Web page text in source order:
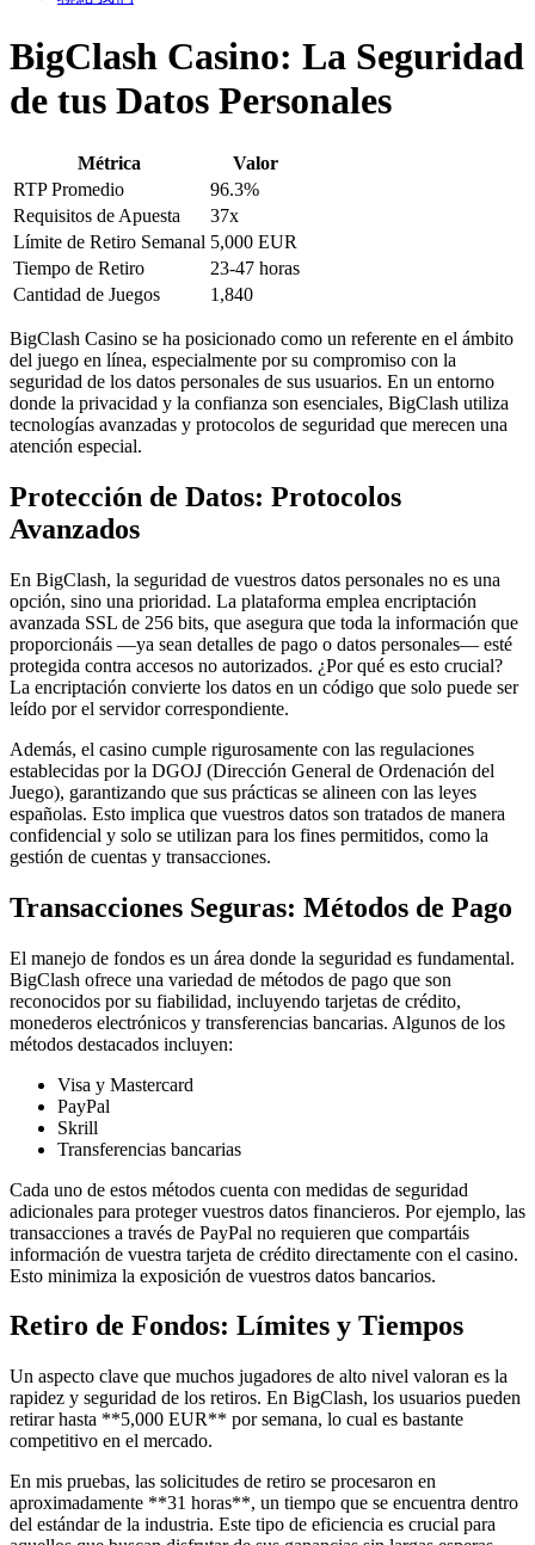
BigClash Casino: La Seguridad
de tus Datos Personales
Métrica
Valor
RTP Promedio
96.3%
Requisitos de Apuesta
37x
Límite de Retiro Semanal 5,000 EUR
Tiempo de Retiro
23-47 horas
Cantidad de Juegos
1,840
BigClash Casino se ha posicionado como un referente en el ámbito
del juego en línea, especialmente por su compromiso con la
seguridad de los datos personales de sus usuarios. En un entorno
donde la privacidad y la confianza son esenciales, BigClash utiliza
tecnologías avanzadas y protocolos de seguridad que merecen una
atención especial.
Protección de Datos: Protocolos
Avanzados
En BigClash, la seguridad de vuestros datos personales no es una
opción, sino una prioridad. La plataforma emplea encriptación
avanzada SSL de 256 bits, que asegura que toda la información que
proporcionáis —ya sean detalles de pago o datos personales— esté
protegida contra accesos no autorizados. ¿Por qué es esto crucial?
La encriptación convierte los datos en un código que solo puede ser
leído por el servidor correspondiente.
Además, el casino cumple rigurosamente con las regulaciones
establecidas por la DGOJ (Dirección General de Ordenación del
Juego), garantizando que sus prácticas se alineen con las leyes
españolas. Esto implica que vuestros datos son tratados de manera
confidencial y solo se utilizan para los fines permitidos, como la
gestión de cuentas y transacciones.
Transacciones Seguras: Métodos de Pago
El manejo de fondos es un área donde la seguridad es fundamental.
BigClash ofrece una variedad de métodos de pago que son
reconocidos por su fiabilidad, incluyendo tarjetas de crédito,
monederos electrónicos y transferencias bancarias. Algunos de los
métodos destacados incluyen:
Visa y Mastercard
PayPal
Skrill
Transferencias bancarias
Cada uno de estos métodos cuenta con medidas de seguridad
adicionales para proteger vuestros datos financieros. Por ejemplo, las
transacciones a través de PayPal no requieren que compartáis
información de vuestra tarjeta de crédito directamente con el casino.
Esto minimiza la exposición de vuestros datos bancarios.
Retiro de Fondos: Límites y Tiempos
Un aspecto clave que muchos jugadores de alto nivel valoran es la
rapidez y seguridad de los retiros. En BigClash, los usuarios pueden
retirar hasta **5,000 EUR** por semana, lo cual es bastante
competitivo en el mercado.
En mis pruebas, las solicitudes de retiro se procesaron en
aproximadamente **31 horas**, un tiempo que se encuentra dentro
del estándar de la industria. Este tipo de eficiencia es crucial para